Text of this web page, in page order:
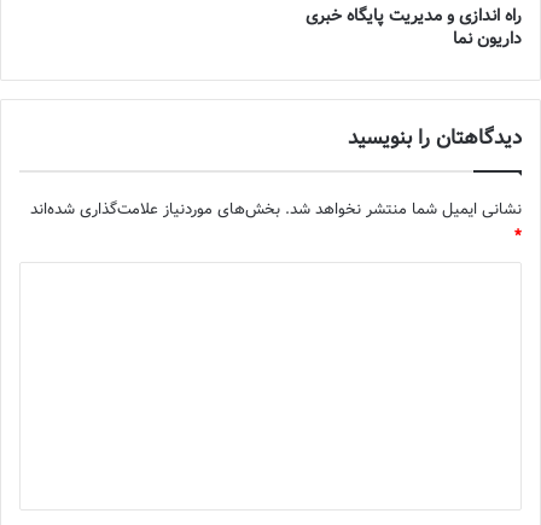
راه اندازی و مدیریت پایگاه خبری
داریون نما
دیدگاهتان را بنویسید
نشانی ایمیل شما منتشر نخواهد شد. بخش‌های موردنیاز علامت‌گذاری شده‌اند
*